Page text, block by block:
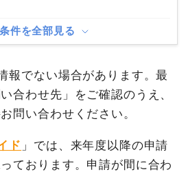
件を全部見る
報でない場合があります。最
合わせ先」をご確認のうえ、
問い合わせください。
ド 」では、来年度以降の申請
ております。申請が間に合わ